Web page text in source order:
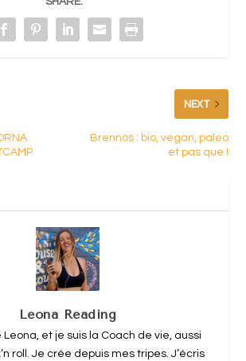
NEXT
Brennos : bio, vegan, paleo
et pas que !
Leona Reading
Leona, et je suis la Coach de vie, aussi
roll. Je crée depuis mes tripes. J’écris